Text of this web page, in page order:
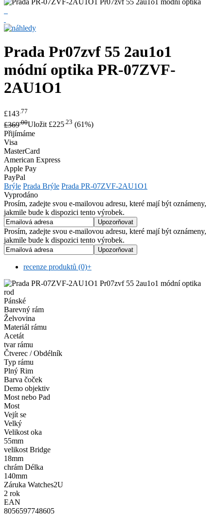
Prada Pr07zvf 55 2au1o1
módní optika PR-07ZVF-
2AU1O1
£143 .77
£369.00Uložit £225.23 (61%)
Přijímáme
Visa
MasterCard
American Express
Apple Pay
PayPal
Brýle Prada Brýle Prada PR-07ZVF-2AU1O1
Vyprodáno
Prosím, zadejte svou e-mailovou adresu, které mají být oznámeny,
jakmile bude k dispozici tento výrobek.
Prosím, zadejte svou e-mailovou adresu, které mají být oznámeny,
jakmile bude k dispozici tento výrobek.
recenze produktů (0)+
rod
Pánské
Barevný rám
Želvovina
Materiál rámu
Acetát
tvar rámu
Čtverec / Obdélník
Typ rámu
Plný Rim
Barva čoček
Demo objektiv
Most nebo Pad
Most
Vejít se
Velký
Velikost oka
55mm
velikost Bridge
18mm
chrám Délka
140mm
Záruka Watches2U
2 rok
EAN
8056597748605